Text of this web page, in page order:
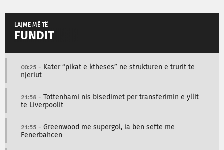
LAJME MË TË
FUNDIT
00:25 - Katër “pikat e kthesës” në strukturën e trurit të
njeriut
21:58 - Tottenhami nis bisedimet për transferimin e yllit
të Liverpoolit
21:55 - Greenwood me supergol, ia bën sefte me
Fenerbahcen